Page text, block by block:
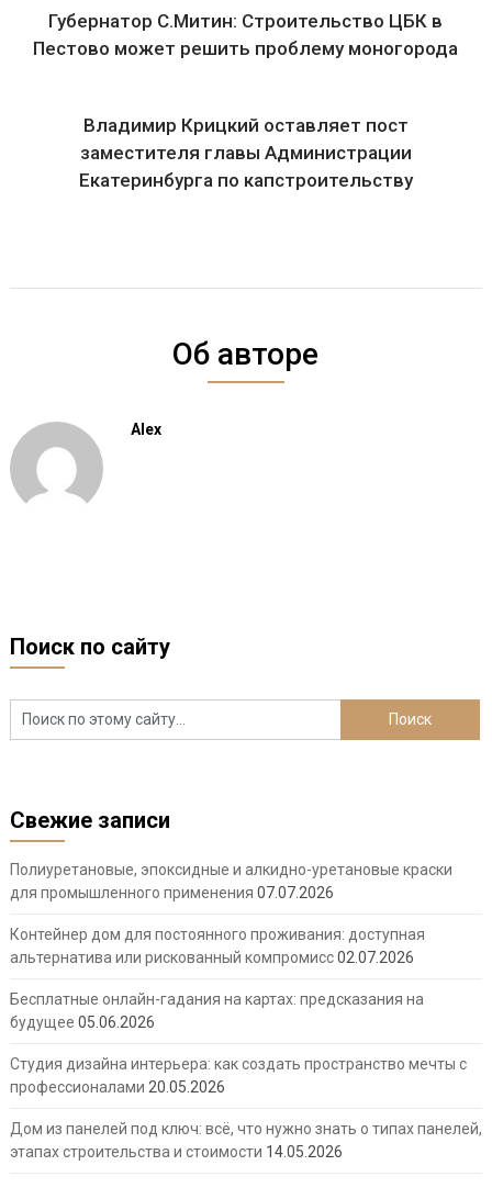
Губернатор С.Митин: Строительство ЦБК в
Пестово может решить проблему моногорода
Владимир Крицкий оставляет пост
заместителя главы Администрации
Екатеринбурга по капстроительству
Об авторе
Alex
Поиск по сайту
Свежие записи
Полиуретановые, эпоксидные и алкидно-уретановые краски
для промышленного применения 07.07.2026
Контейнер дом для постоянного проживания: доступная
альтернатива или рискованный компромисс02.07.2026
Бесплатные онлайн-гадания на картах: предсказания на
будущее 05.06.2026
Студия дизайна интерьера: как создать пространство мечты с
профессионалами 20.05.2026
Дом из панелей под ключ: всё, что нужно знать о типах панелей,
этапах строительства и стоимости 14.05.2026